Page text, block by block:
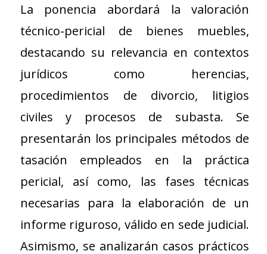
La ponencia abordará la valoración
técnico-pericial de bienes muebles,
destacando su relevancia en contextos
jurídicos como herencias,
procedimientos de divorcio, litigios
civiles y procesos de subasta. Se
presentarán los principales métodos de
tasación empleados en la práctica
pericial, así como, las fases técnicas
necesarias para la elaboración de un
informe riguroso, válido en sede judicial.
Asimismo, se analizarán casos prácticos